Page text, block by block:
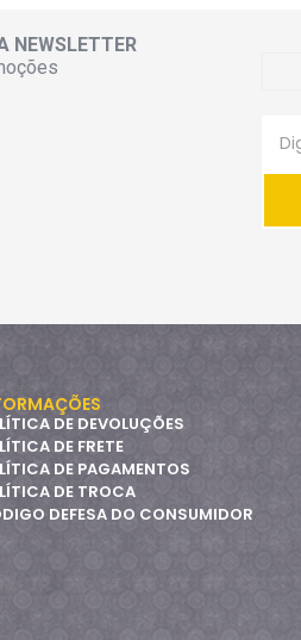
NEWSLETTER
DE DEVOLUÇÕES
DE FRETE
DE PAGAMENTOS
DE TROCA
DEFESA DO CONSUMIDOR